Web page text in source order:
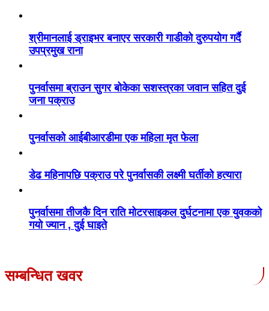
श्रीमानलाई ड्राइभर बनाएर सरकारी गाडीको दुरुपयोग गर्दै
उपप्रमुख राना
पुनर्वासमा ब्राउन सुगर बोकेका सशस्त्रका जवान सहित दुई
जना पक्राउ
पुनर्वासको आईबीआरडीमा एक महिला मृत फेला
डेढ महिनापछि पक्राउ परे पुनर्वासकी लक्ष्मी घर्तीको हत्यारा
पुनर्वासमा तीजकै दिन राति मोटरसाइकल दुर्घटनामा एक युवकको
गयो ज्यान , दुई घाइते
सम्बन्धित खवर